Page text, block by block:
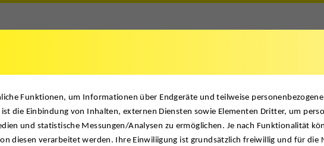
Funktionen, um Informationen über Endgeräte und teilweise
die Einbindung von Inhalten, externen Diensten sowie Elementen Dritter, um
und statistische Messungen/Analysen zu ermöglichen. Je nach Funktionalität
diesen verarbeitet werden. Ihre Einwiliigung ist grundsätzlich freiwillig und für die